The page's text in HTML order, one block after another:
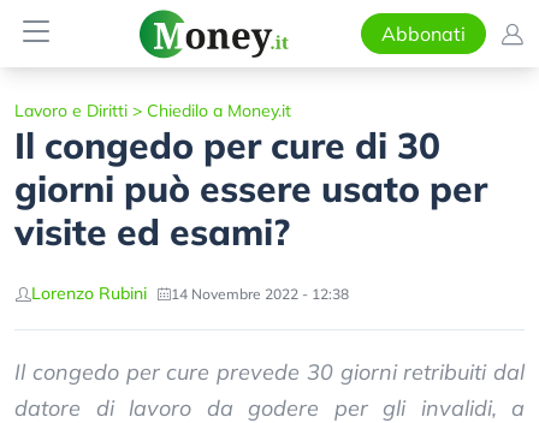
Abbonati
Lavoro e Diritti > Chiedilo a Money.it
Il congedo per cure di 30
giorni può essere usato per
visite ed esami?
Lorenzo Rubini 14 Novembre 2022 - 12:38
Il congedo per cure prevede 30 giorni retribuiti dal
datore di lavoro da godere per gli invalidi, a